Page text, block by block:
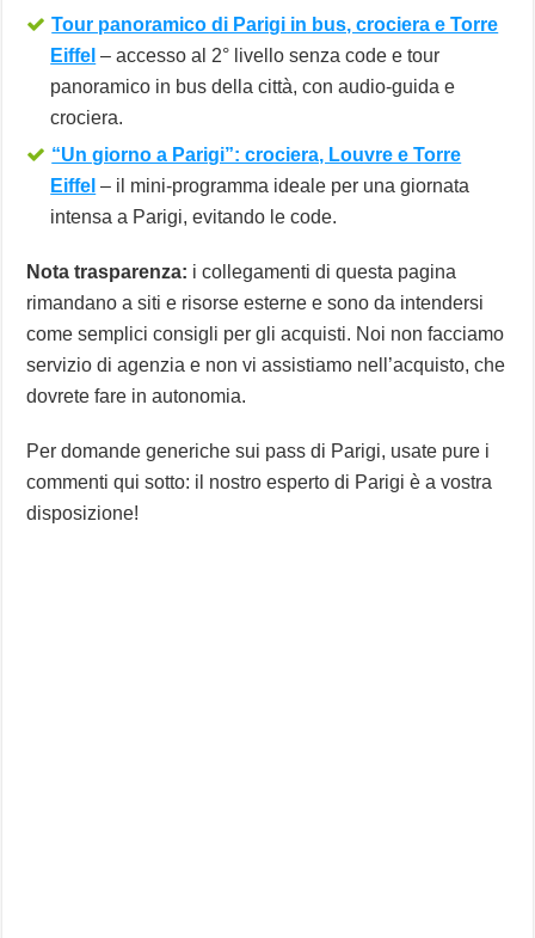
Tour panoramico di Parigi in bus, crociera e Torre
Eiffel – accesso al 2° livello senza code e tour
panoramico in bus della città, con audio-guida e
crociera.
“Un giorno a Parigi”: crociera, Louvre e Torre
Eiffel – il mini-programma ideale per una giornata
intensa a Parigi, evitando le code.
Nota trasparenza: i collegamenti di questa pagina
rimandano a siti e risorse esterne e sono da intendersi
come semplici consigli per gli acquisti. Noi non facciamo
servizio di agenzia e non vi assistiamo nell’acquisto, che
dovrete fare in autonomia.
Per domande generiche sui pass di Parigi, usate pure i
commenti qui sotto: il nostro esperto di Parigi è a vostra
disposizione!